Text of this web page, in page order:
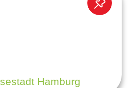
Hamburg